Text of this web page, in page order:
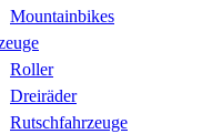
Mountainbikes
Roller
Dreiräder
Rutschfahrzeuge